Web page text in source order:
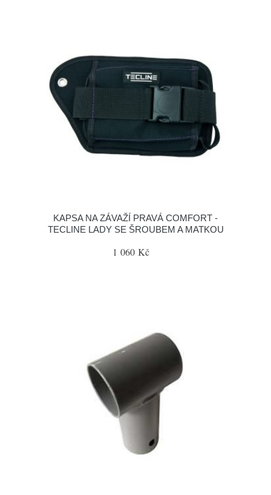
KAPSA NA ZÁVAŽÍ PRAVÁ COMFORT -
TECLINE LADY SE ŠROUBEM A MATKOU
1 060 Kč